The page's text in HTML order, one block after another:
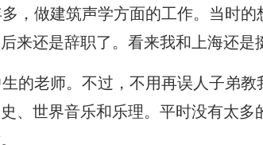
，做建筑声学方面的工作。当时的
还是辞职了。看来我和上海还是
的老师。不过，不用再误人子弟
、世界音乐和乐理。平时没有太多